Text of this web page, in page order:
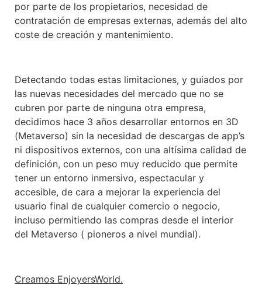
por parte de los propietarios, necesidad de
contratación de empresas externas, además del alto
coste de creación y mantenimiento.
Detectando todas estas limitaciones, y guiados por
las nuevas necesidades del mercado que no se
cubren por parte de ninguna otra empresa,
decidimos hace 3 años desarrollar entornos en 3D
(Metaverso) sin la necesidad de descargas de app’s
ni dispositivos externos, con una altísima calidad de
definición, con un peso muy reducido que permite
tener un entorno inmersivo, espectacular y
accesible, de cara a mejorar la experiencia del
usuario final de cualquier comercio o negocio,
incluso permitiendo las compras desde el interior
del Metaverso ( pioneros a nivel mundial).
Creamos EnjoyersWorld.